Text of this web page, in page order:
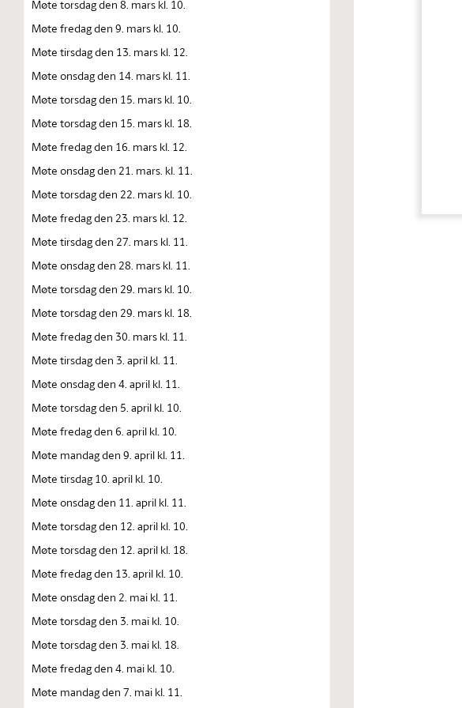
Møte torsdag den 8. mars kl. 10.
Møte fredag den 9. mars kl. 10.
Møte tirsdag den 13. mars kl. 12.
Møte onsdag den 14. mars kl. 11.
Møte torsdag den 15. mars kl. 10.
Møte torsdag den 15. mars kl. 18.
Møte fredag den 16. mars kl. 12.
Møte onsdag den 21. mars. kl. 11.
Møte torsdag den 22. mars kl. 10.
Møte fredag den 23. mars kl. 12.
Møte tirsdag den 27. mars kl. 11.
Møte onsdag den 28. mars kl. 11.
Møte torsdag den 29. mars kl. 10.
Møte torsdag den 29. mars kl. 18.
Møte fredag den 30. mars kl. 11.
Møte tirsdag den 3. april kl. 11.
Møte onsdag den 4. april kl. 11.
Møte torsdag den 5. april kl. 10.
Møte fredag den 6. april kl. 10.
Møte mandag den 9. april kl. 11.
Møte tirsdag 10. april kl. 10.
Møte onsdag den 11. april kl. 11.
Møte torsdag den 12. april kl. 10.
Møte torsdag den 12. april kl. 18.
Møte fredag den 13. april kl. 10.
Møte onsdag den 2. mai kl. 11.
Møte torsdag den 3. mai kl. 10.
Møte torsdag den 3. mai kl. 18.
Møte fredag den 4. mai kl. 10.
Møte mandag den 7. mai kl. 11.